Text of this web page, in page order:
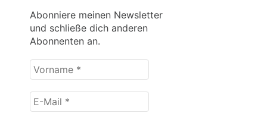
Abonniere meinen Newsletter
und schließe dich anderen
Abonnenten an.
Vorname
*
E-
Mail